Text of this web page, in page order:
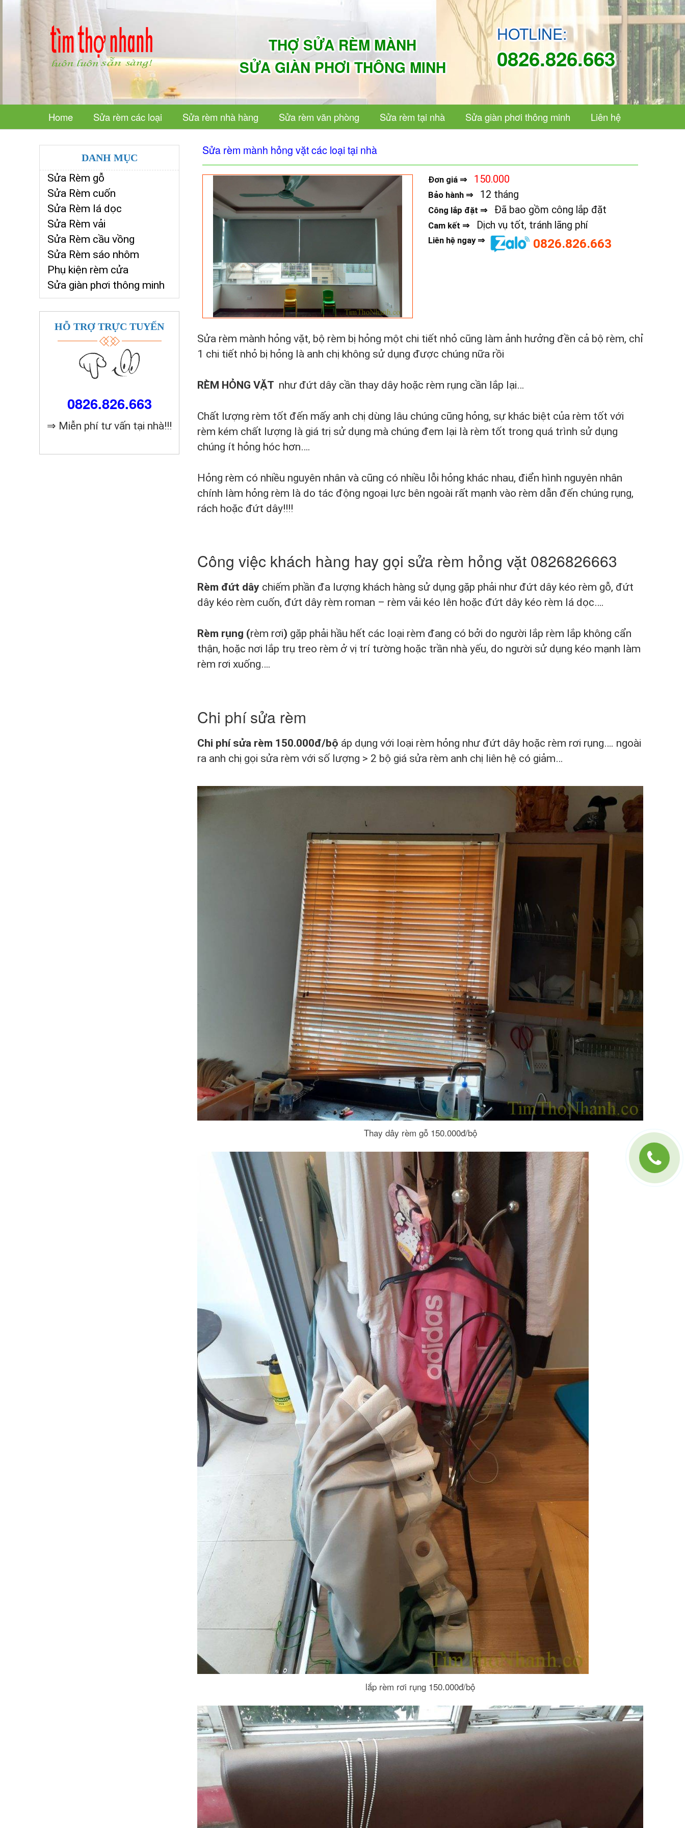
THỢ SỬA RÈM MÀNH
SỬA GIÀN PHƠI THÔNG MINH
HOTLINE:
0826.826.663
Home Sửa rèm các loại Sửa rèm nhà hàng Sửa rèm văn phòng Sửa rèm tại nhà Sửa giàn phơi thông minh Liên hệ
DANH MỤC
Sửa Rèm gỗ
Sửa Rèm cuốn
Sửa Rèm lá dọc
Sửa Rèm vải
Sửa Rèm cầu vồng
Sửa Rèm sáo nhôm
Phụ kiện rèm cửa
Sửa giàn phơi thông minh
HỖ TRỢ TRỰC TUYẾN
0826.826.663
⇒ Miễn phí tư vấn tại nhà!!!
Sửa rèm mành hỏng vặt các loại tại nhà
Đơn giá ⇒ 150.000
Bảo hành ⇒ 12 tháng
Công lắp đặt ⇒ Đã bao gồm công lắp đặt
Cam kết ⇒ Dịch vụ tốt, tránh lãng phí
Liên hệ ngay ⇒ 0826.826.663
Sửa rèm mành hỏng vặt, bộ rèm bị hỏng một chi tiết nhỏ cũng làm ảnh hưởng đền cả bộ rèm, chỉ
1 chi tiết nhỏ bị hỏng là anh chị không sử dụng được chúng nữa rồi
RÈM HỎNG VẶT như đứt dây cần thay dây hoặc rèm rụng cần lắp lại…
Chất lượng rèm tốt đến mấy anh chị dùng lâu chúng cũng hỏng, sự khác biệt của rèm tốt với
rèm kém chất lượng là giá trị sử dụng mà chúng đem lại là rèm tốt trong quá trình sử dụng
chúng ít hỏng hóc hơn….
Hỏng rèm có nhiều nguyên nhân và cũng có nhiều lỗi hỏng khác nhau, điển hình nguyên nhân
chính làm hỏng rèm là do tác động ngoại lực bên ngoài rất mạnh vào rèm dẫn đến chúng rụng,
rách hoặc đứt dây!!!!
Công việc khách hàng hay gọi sửa rèm hỏng vặt 0826826663
Rèm đứt dây chiếm phần đa lượng khách hàng sử dụng gặp phải như đứt dây kéo rèm gỗ, đứt
dây kéo rèm cuốn, đứt dây rèm roman – rèm vải kéo lên hoặc đứt dây kéo rèm lá dọc….
Rèm rụng (rèm rơi) gặp phải hầu hết các loại rèm đang có bởi do người lắp rèm lắp không cẩn
thận, hoặc nơi lắp trụ treo rèm ở vị trí tường hoặc trần nhà yếu, do người sử dụng kéo mạnh làm
rèm rơi xuống….
Chi phí sửa rèm
Chi phí sửa rèm 150.000đ/bộ áp dụng với loại rèm hỏng như đứt dây hoặc rèm rơi rụng…. ngoài
ra anh chị gọi sửa rèm với số lượng > 2 bộ giá sửa rèm anh chị liên hệ có giảm…
Thay dây rèm gỗ 150.000đ/bộ
lắp rèm rơi rụng 150.000đ/bộ